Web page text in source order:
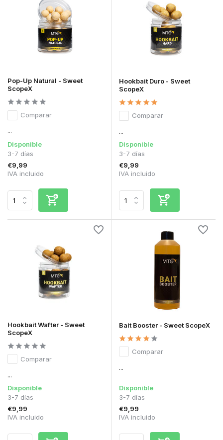
Pop-Up Natural - Sweet
ScopeX
Comparar
...
Disponible
3-7 días
€9,99
IVA incluido
Hookbait Duro - Sweet
ScopeX
Comparar
...
Disponible
3-7 días
€9,99
IVA incluido
Hookbait Wafter - Sweet
ScopeX
Comparar
...
Disponible
3-7 días
€9,99
IVA incluido
Bait Booster - Sweet ScopeX
Comparar
...
Disponible
3-7 días
€9,99
IVA incluido